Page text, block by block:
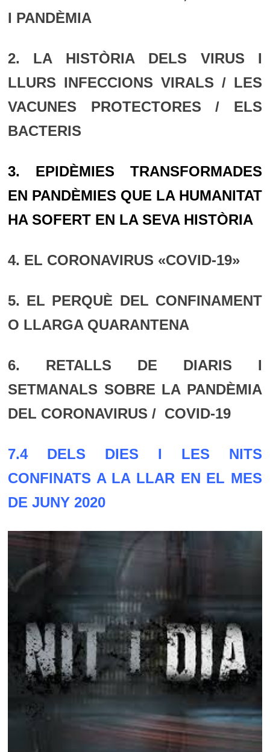
I PANDÈMIA
2. LA HISTÒRIA DELS VIRUS I
LLURS INFECCIONS VIRALS / LES
VACUNES PROTECTORES / ELS
BACTERIS
3. EPIDÈMIES TRANSFORMADES
EN PANDÈMIES QUE LA HUMANITAT
HA SOFERT EN LA SEVA HISTÒRIA
4. EL CORONAVIRUS «COVID-19»
5. EL PERQUÈ DEL CONFINAMENT
O LLARGA QUARANTENA
6. RETALLS DE DIARIS I
SETMANALS SOBRE LA PANDÈMIA
DEL CORONAVIRUS / COVID-19
7.4 DELS DIES I LES NITS
CONFINATS A LA LLAR EN EL MES
DE JUNY 2020